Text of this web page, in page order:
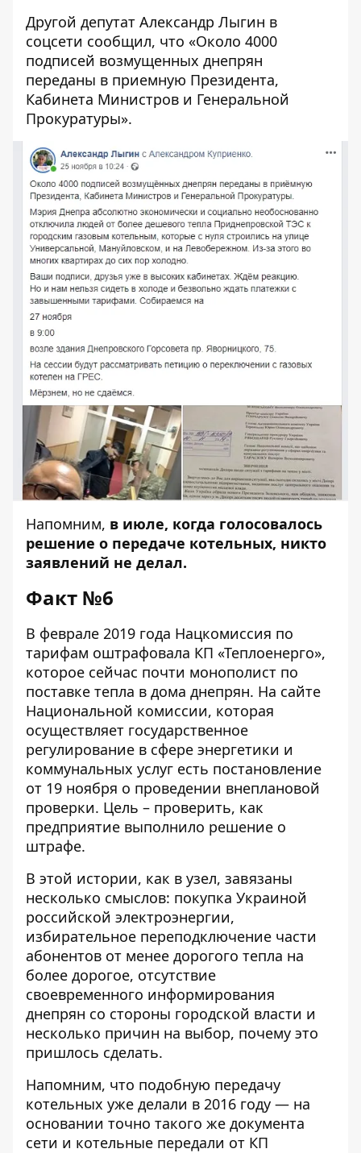
Другой депутат Александр Лыгин в
соцсети сообщил, что «Около 4000
подписей возмущенных днепрян
переданы в приемную Президента,
Кабинета Министров и Генеральной
Прокуратуры».
Напомним, в июле, когда голосовалось
решение о передаче котельных, никто
заявлений не делал.
Факт №6
В феврале 2019 года Нацкомиссия по
тарифам оштрафовала КП «Теплоенерго»,
которое сейчас почти монополист по
поставке тепла в дома днепрян. На сайте
Национальной комиссии, которая
осуществляет государственное
регулирование в сфере энергетики и
коммунальных услуг есть постановление
от 19 ноября о проведении внеплановой
проверки. Цель – проверить, как
предприятие выполнило решение о
штрафе.
В этой истории, как в узел, завязаны
несколько смыслов: покупка Украиной
российской электроэнергии,
избирательное переподключение части
абонентов от менее дорогого тепла на
более дорогое, отсутствие
своевременного информирования
днепрян со стороны городской власти и
несколько причин на выбор, почему это
пришлось сделать.
Напомним, что подобную передачу
котельных уже делали в 2016 году — на
основании точно такого же документа
сети и котельные передали от КП